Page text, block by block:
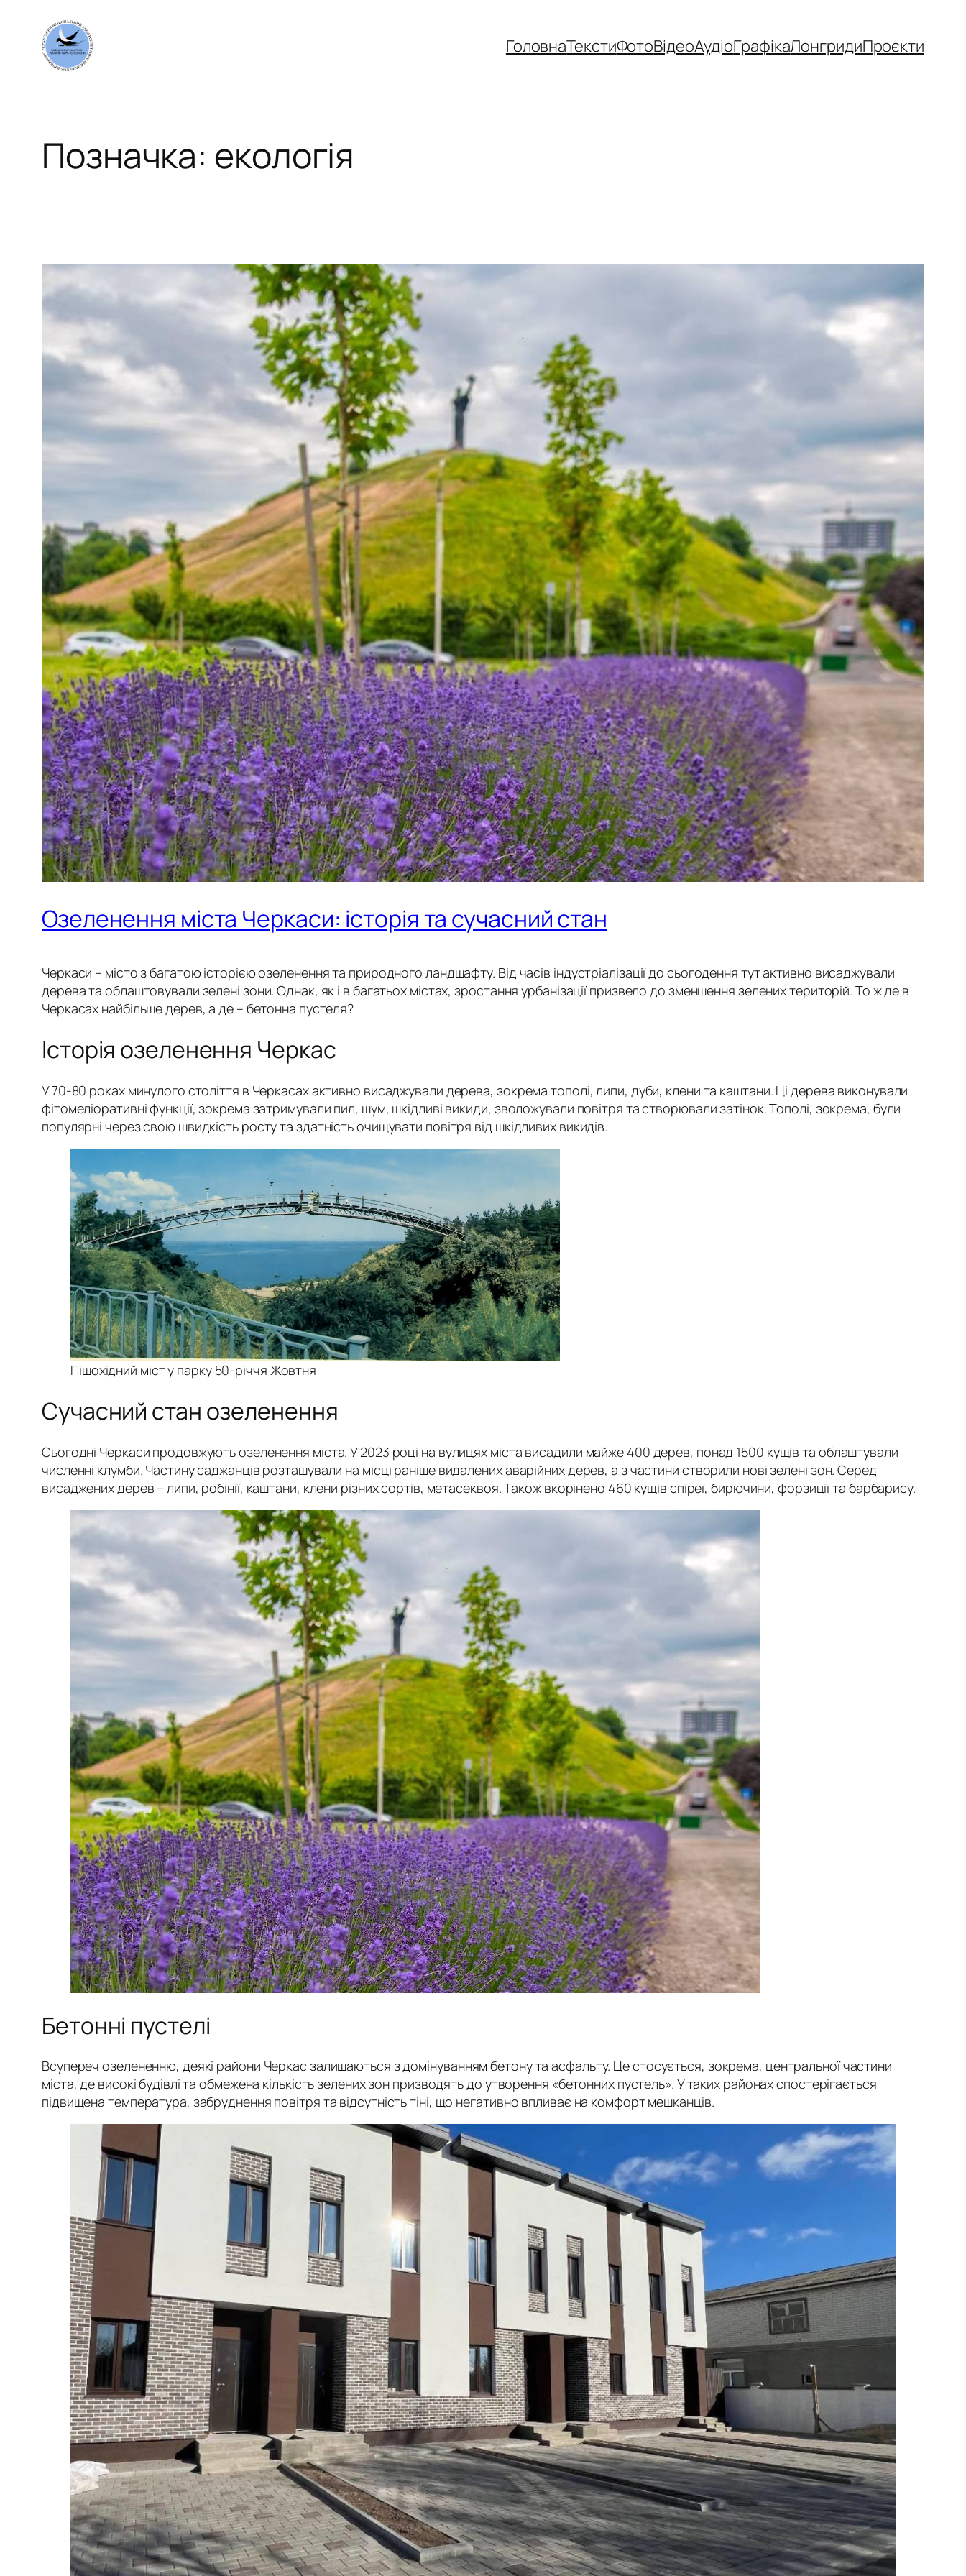
Перейти
вмісту
ГоловнаТекстиФотоВідеоАудіоГрафікаЛонгридиПроєкти
Позначка: екологія
Озеленення міста Черкаси: історія та сучасний стан
Черкаси – місто з багатою історією озеленення та природного ландшафту. Від часів індустріалізації до сьогодення тут активно висаджували
дерева та облаштовували зелені зони. Однак, як і в багатьох містах, зростання урбанізації призвело до зменшення зелених територій. То ж де в
Черкасах найбільше дерев, а де – бетонна пустеля?
Історія озеленення Черкас
У 70-80 роках минулого століття в Черкасах активно висаджували дерева, зокрема тополі, липи, дуби, клени та каштани. Ці дерева виконували
фітомеліоративні функції, зокрема затримували пил, шум, шкідливі викиди, зволожували повітря та створювали затінок. Тополі, зокрема, були
популярні через свою швидкість росту та здатність очищувати повітря від шкідливих викидів.
Пішохідний міст у парку 50-річчя Жовтня
Сучасний стан озеленення
Сьогодні Черкаси продовжують озеленення міста. У 2023 році на вулицях міста висадили майже 400 дерев, понад 1500 кущів та облаштували
численні клумби. Частину саджанців розташували на місці раніше видалених аварійних дерев, а з частини створили нові зелені зон. Серед
висаджених дерев – липи, робінії, каштани, клени різних сортів, метасеквоя. Також вкорінено 460 кущів спіреї, бирючини, форзиції та барбарису.
Бетонні пустелі
Всупереч озелененню, деякі райони Черкас залишаються з домінуванням бетону та асфальту. Це стосується, зокрема, центральної частини
міста, де високі будівлі та обмежена кількість зелених зон призводять до утворення «бетонних пустель». У таких районах спостерігається
підвищена температура, забруднення повітря та відсутність тіні, що негативно впливає на комфорт мешканців.